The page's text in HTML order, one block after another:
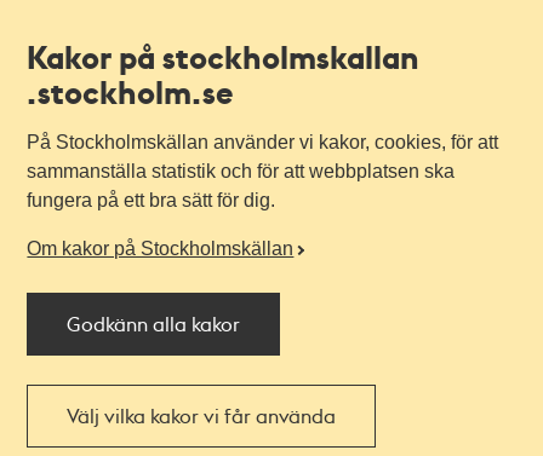
Kakor på stockholmskallan
.stockholm.se
På Stockholmskällan använder vi kakor, cookies, för att
sammanställa statistik och för att webbplatsen ska
fungera på ett bra sätt för dig.
Om kakor på Stockholmskällan
Godkänn alla kakor
Välj vilka kakor vi får använda